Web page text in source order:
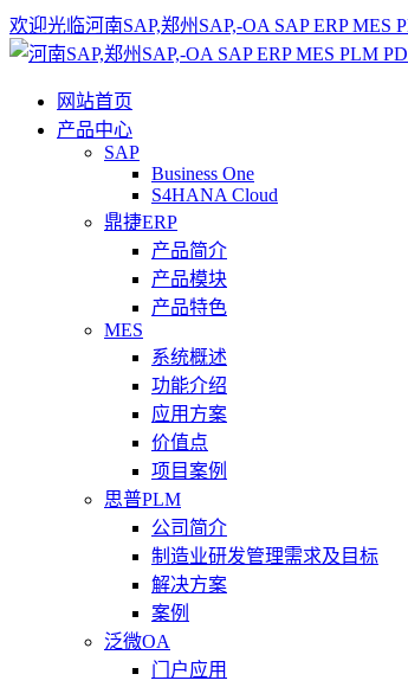
欢迎光临河南SAP,郑州SAP,-OA SAP ERP
网站首页
产品中心
SAP
Business One
S4HANA Cloud
鼎捷ERP
产品简介
产品模块
产品特色
MES
系统概述
功能介绍
应用方案
价值点
项目案例
思普PLM
公司简介
制造业研发管理需求及目标
解决方案
案例
泛微OA
门户应用